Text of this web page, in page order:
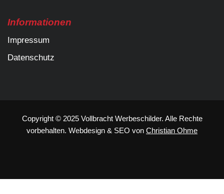
Informationen
Impressum
Datenschutz
Copyright © 2025 Vollbracht Werbeschilder. Alle Rechte
vorbehalten. Webdesign & SEO von Christian Ohme